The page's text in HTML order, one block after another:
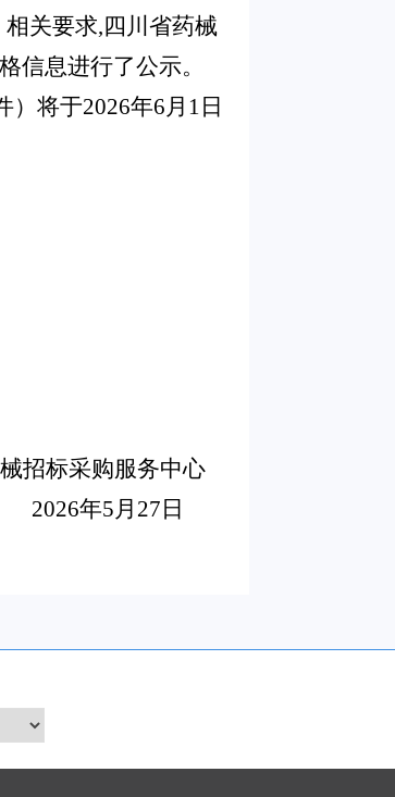
关要求,四川省药械
信息进行了公示。
将于2026年6月1日
招标采购服务中心
年5月27日